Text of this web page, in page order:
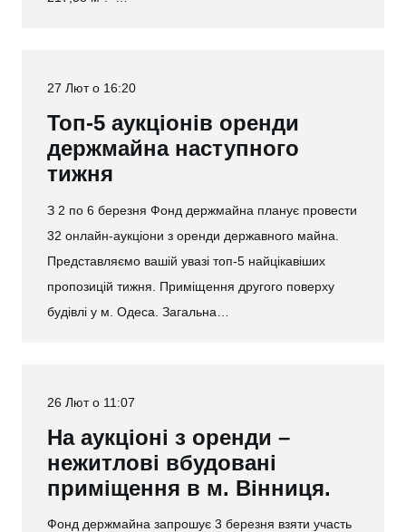
27 Лют о 16:20
Топ-5 аукціонів оренди
держмайна наступного
тижня
З 2 по 6 березня Фонд держмайна планує провести
32 онлайн-аукціони з оренди державного майна.
Представляємо вашій увазі топ-5 найцікавіших
пропозицій тижня. Приміщення другого поверху
будівлі у м. Одеса. Загальна…
26 Лют о 11:07
На аукціоні з оренди –
нежитлові вбудовані
приміщення в м. Вінниця.
Фонд держмайна запрошує 3 березня взяти участь